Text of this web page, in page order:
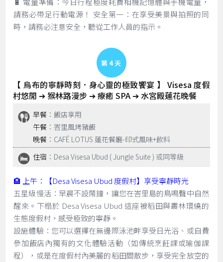
請務必帶足行動電源！ 安全第一：在享受美景與拍照的同
時，請務必注意安全，聽從工作人員的指示。
Day 4
【 烏布的寧靜時刻．身心靈的極致饗宴 】 Visesa 度假
村悠閒 ➔ 猴林路漫步 ➔ 療癒 SPA ➔ 水宮殿蓮花晚餐
早餐 ：飯店享用
午餐 ：峇里風烤豬飯
晚餐 ：CAFÉ LOTUS 蓮花餐廳-印式風味+飲料
住宿 ：Desa Visesa Ubud ( Jungle Suite ) 或同等級
🏨 上午：【Desa Visesa Ubud 度假村】享受寧靜時光
五星級慢活：早晨不設鬧鐘，讓您在峇里島的鳥鳴聲中自然
醒來。下榻於 Desa Visesa Ubud 這座被稻田與叢林環繞的
生態度假村，感受極致的寧靜。
設施體驗：您可以選擇在無邊際泳池畔享受日光浴、或自費
參加飯店內獨有的文化體驗活動（如傳統烹飪課或瑜伽課
程），或是在度假村內美麗的稻田間散步，享受完全放空的